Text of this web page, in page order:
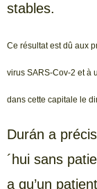
stables.
Ce résultat est dû aux
virus SARS-Cov-2 et à
dans cette capitale le
Durán a
´hui sans
a qu’un